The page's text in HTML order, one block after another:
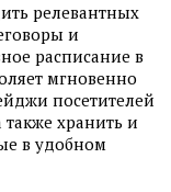
релевантных
и
расписание в
мгновенно
посетителей
хранить и
в удобном